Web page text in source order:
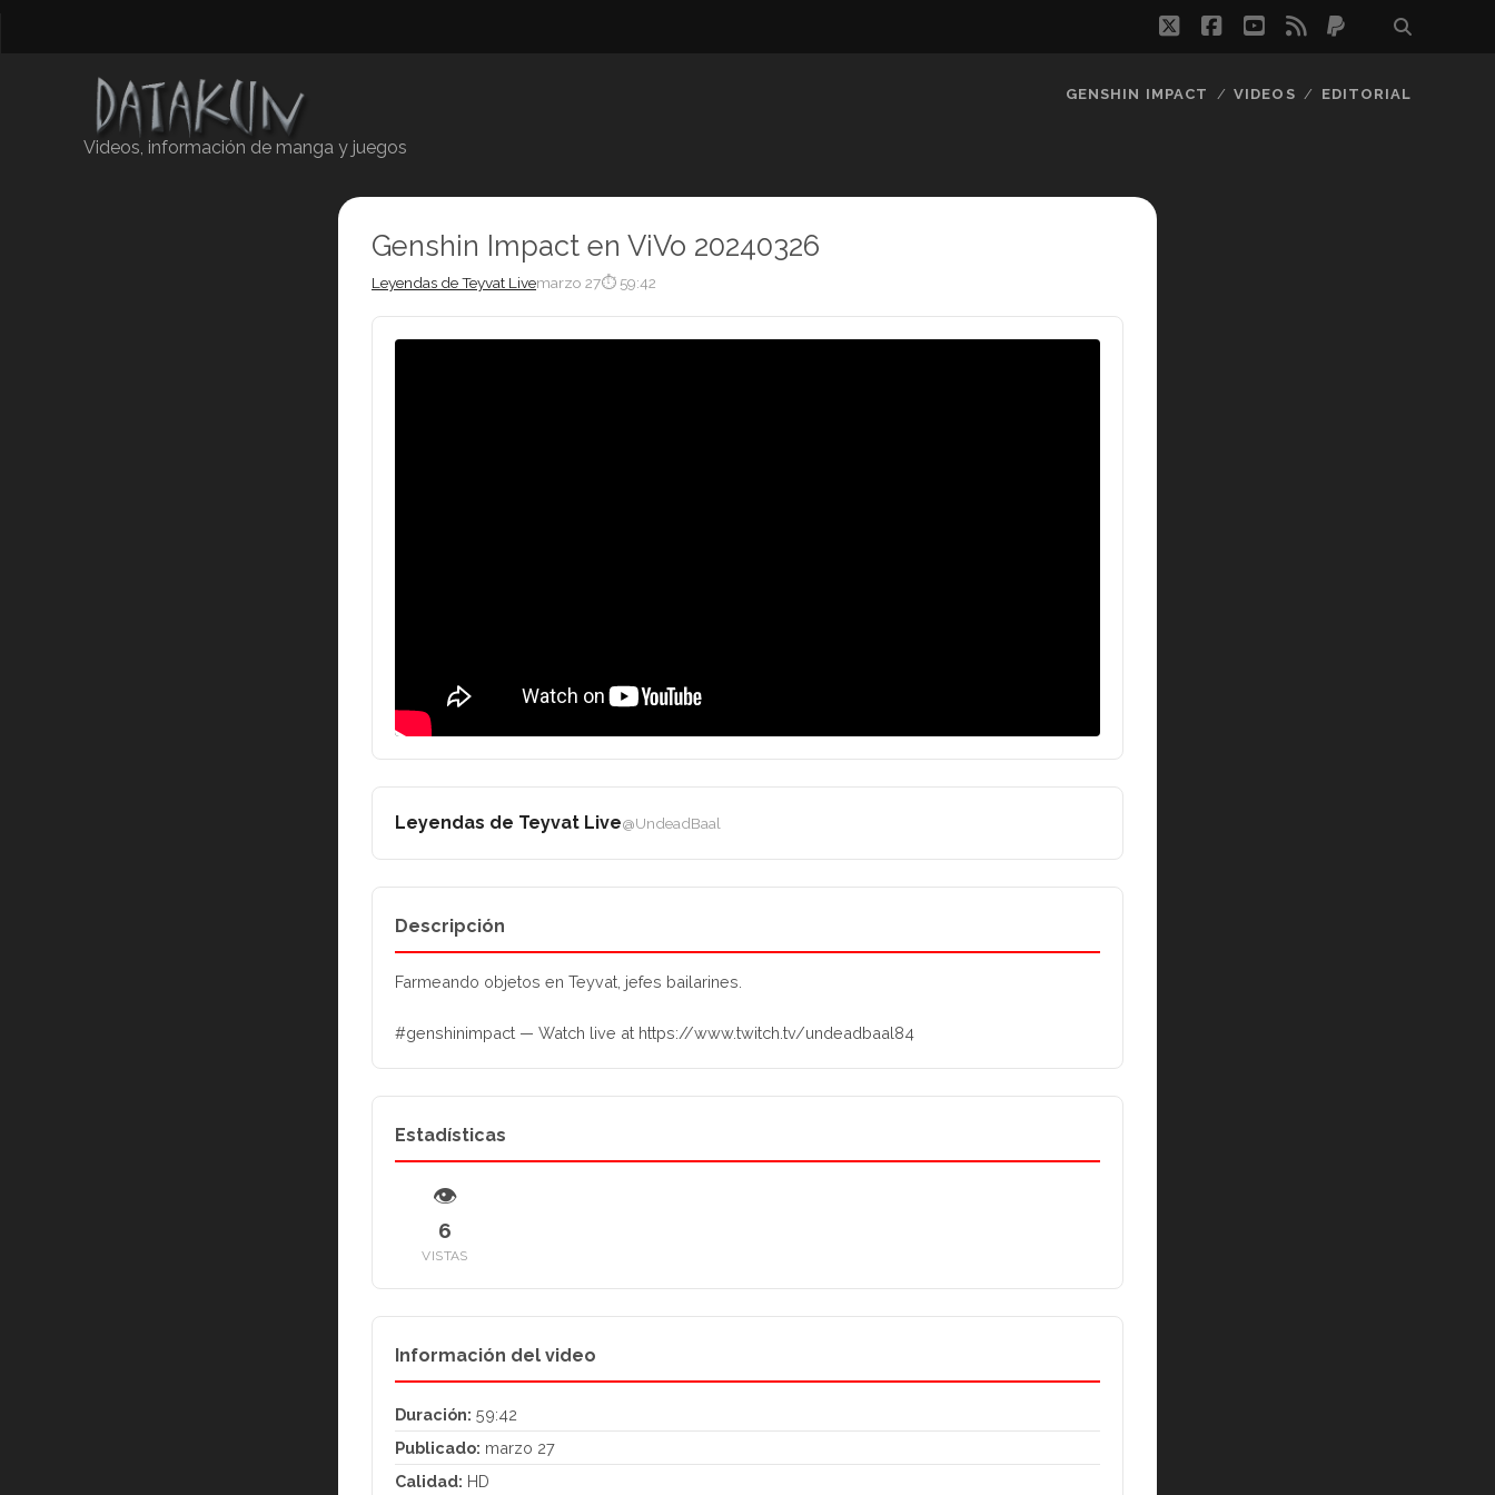
twitterfacebook
youtube
rss paypal
Videos, información de manga y juegos
GENSHIN IMPACT VIDEOS EDITORIAL
Genshin Impact en ViVo 20240326
Leyendas de Teyvat Livemarzo 27⏱ 59:42
Leyendas de Teyvat Live@UndeadBaal
Descripción
Farmeando objetos en Teyvat, jefes bailarines.
#genshinimpact — Watch live at https://www.twitch.tv/undeadbaal84
Estadísticas
👁
6
VISTAS
Información del video
Duración: 59:42
Publicado: marzo 27
Calidad: HD